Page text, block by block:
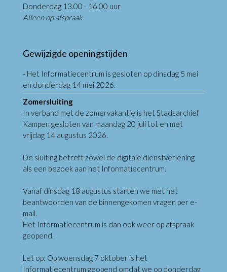
Donderdag 13.00 - 16.00 uur
Alleen op afspraak
Gewijzigde openingstijden
- Het Informatiecentrum is gesloten op dinsdag 5 mei
en donderdag 14 mei 2026.
Zomersluiting
In verband met de zomervakantie is het Stadsarchief
Kampen gesloten van maandag 20 juli tot en met
vrijdag 14 augustus 2026.
De sluiting betreft zowel de digitale dienstverlening
als een bezoek aan het Informatiecentrum.
Vanaf dinsdag 18 augustus starten we met het
beantwoorden van de binnengekomen vragen per e-
mail.
Het Informatiecentrum is dan ook weer op afspraak
geopend.
Let op: Op woensdag 7 oktober is het
Informatiecentrum geopend omdat we op donderdag